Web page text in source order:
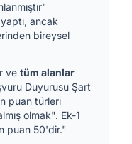
ancak
bireysel
ve tüm alanlar
Duyurusu Şart
puan türleri
olmak". Ek-1
puan 50'dir."